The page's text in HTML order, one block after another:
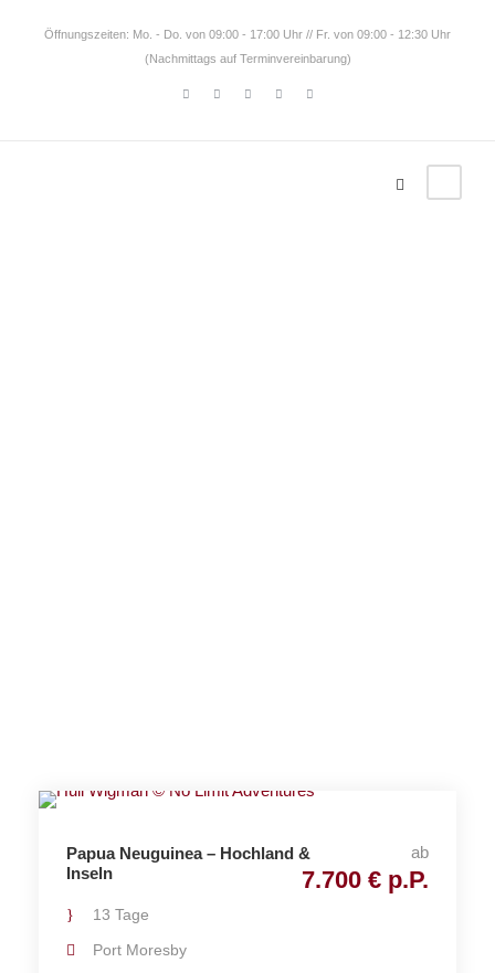
Öffnungszeiten: Mo. - Do. von 09:00 - 17:00 Uhr // Fr. von 09:00 - 12:30 Uhr
(Nachmittags auf Terminvereinbarung)
Papua Neuguinea – Hochland &
Inseln
ab
7.700 € p.P.
13 Tage
Port Moresby